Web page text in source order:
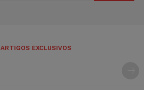
ARTIGOS EXCLUSIVOS